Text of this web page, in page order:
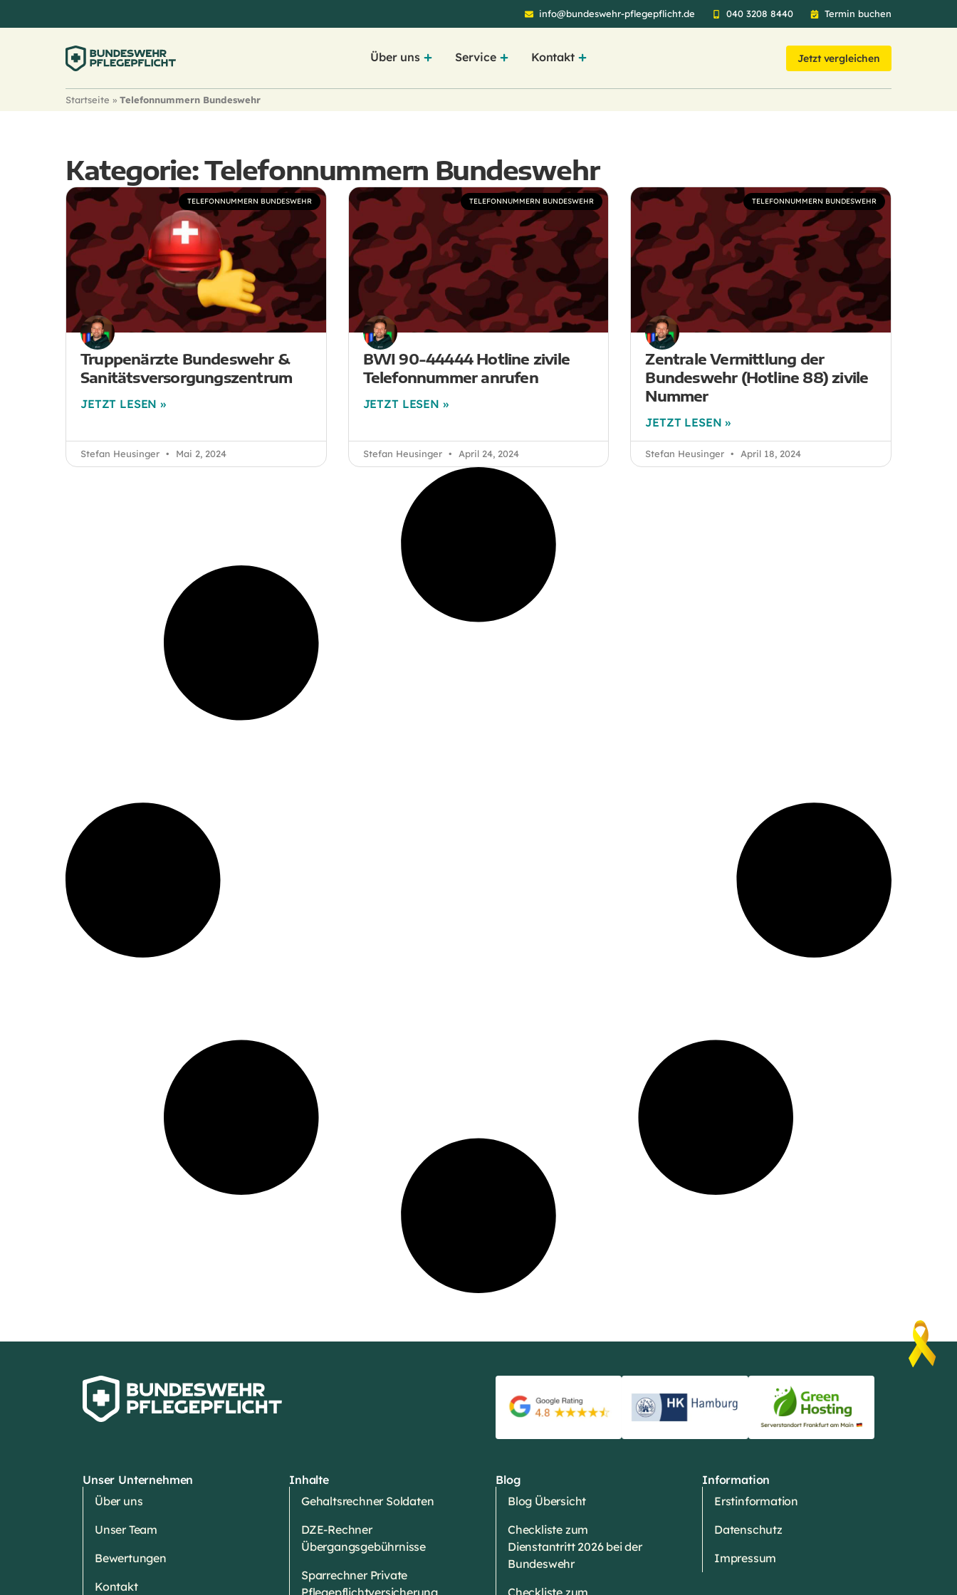
info@bundeswehr-pflegepflicht.de 040 3208 8440 Termin buchen
Über uns Service Kontakt Jetzt vergleichen
Startseite » Telefonnummern Bundeswehr
Kategorie: Telefonnummern Bundeswehr
TELEFONNUMMERN BUNDESWEHR
Truppenärzte Bundeswehr &
Sanitätsversorgungszentrum
JETZT LESEN »
Stefan Heusinger Mai 2, 2024
TELEFONNUMMERN BUNDESWEHR
BWI 90-44444 Hotline zivile
Telefonnummer anrufen
JETZT LESEN »
Stefan Heusinger April 24, 2024
TELEFONNUMMERN BUNDESWEHR
Zentrale Vermittlung der
Bundeswehr (Hotline 88) zivile
Nummer
JETZT LESEN »
Stefan Heusinger April 18, 2024
Unser Unternehmen
Über uns
Unser Team
Bewertungen
Kontakt
Inhalte
Gehaltsrechner Soldaten
DZE-Rechner
Übergangsgebührnisse
Sparrechner Private
Pflegepflichtversicherung
Blog
Blog Übersicht
Checkliste zum
Dienstantritt 2026 bei der
Bundeswehr
Checkliste zum
Information
Erstinformation
Datenschutz
Impressum